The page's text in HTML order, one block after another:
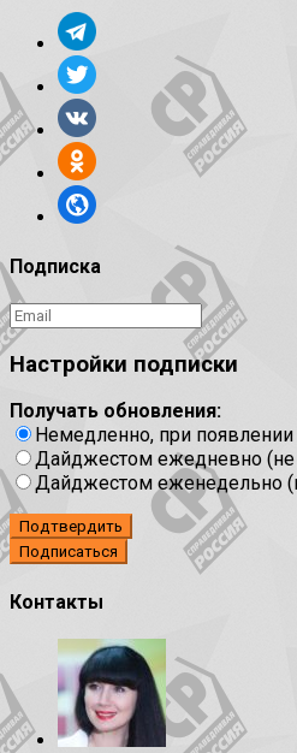
Подписка
Настройки подписки
Получать обновления:
Немедленно, при
Дайджестом ежедневно (не
Дайджестом еженедельно
Подтвердить
Контакты